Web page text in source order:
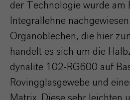
der Technologie wurde am
lntegrallehne
Organoblechen, die hier
handelt es sich um die
dynalite 102-RG600 auf
Rovingglasgewebe und